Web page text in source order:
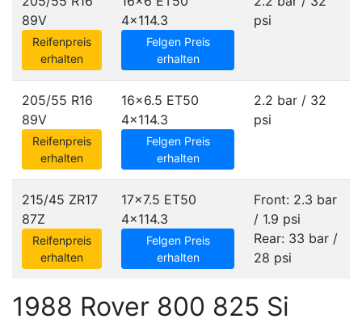
89V
Reifenpreis
erhalten
4x114.3
Felgen Preis
erhalten
psi
205/55 R16
89V
Reifenpreis
erhalten
16x6.5 ET50
4x114.3
Felgen Preis
erhalten
2.2 bar / 32
psi
215/45 ZR17
87Z
Reifenpreis
erhalten
17x7.5 ET50
4x114.3
Felgen Preis
erhalten
Front: 2.3 bar
/ 1.9 psi
Rear: 33 bar /
28 psi
1988 Rover 800 825 Si